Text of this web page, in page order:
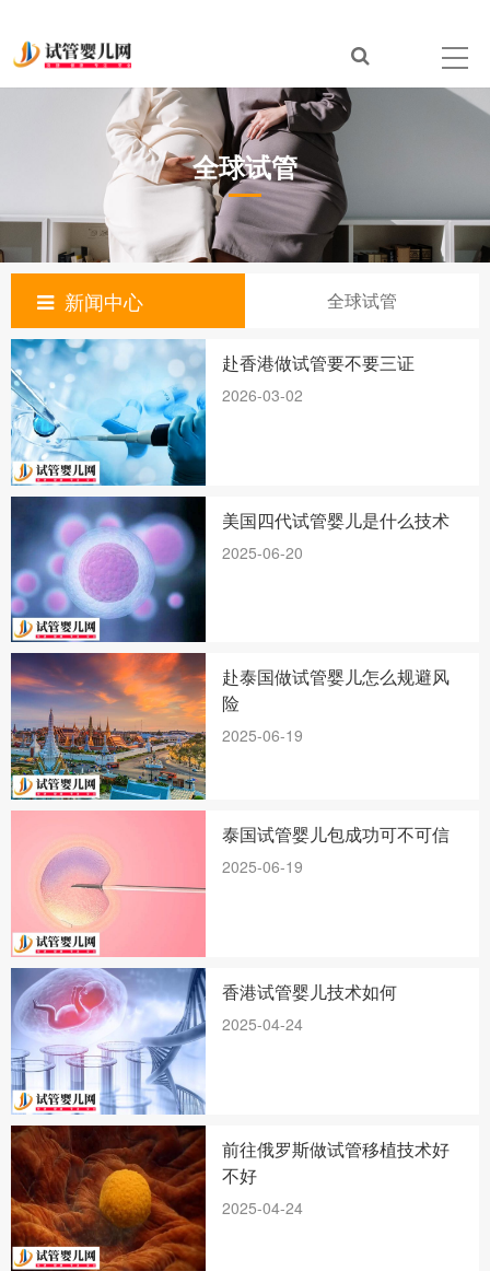
全球试管
新闻中心 全球试管
赴香港做试管要不要三证
2026-03-02
美国四代试管婴儿是什么技术
2025-06-20
赴泰国做试管婴儿怎么规避风
险
2025-06-19
泰国试管婴儿包成功可不可信
2025-06-19
香港试管婴儿技术如何
2025-04-24
前往俄罗斯做试管移植技术好
不好
2025-04-24